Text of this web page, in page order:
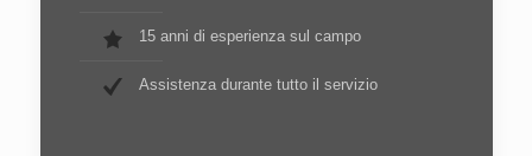
15 anni di esperienza sul campo
Assistenza durante tutto il servizio